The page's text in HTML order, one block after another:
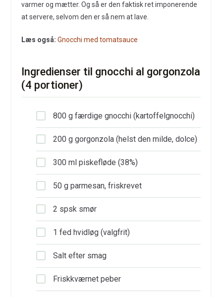
varmer og mætter. Og så er den faktisk ret imponerende
at servere, selvom den er så nem at lave.
Læs også: Gnocchi med tomatsauce
Ingredienser til gnocchi al gorgonzola
(4 portioner)
800 g færdige gnocchi (kartoffelgnocchi)
200 g gorgonzola (helst den milde, dolce)
300 ml piskefløde (38%)
50 g parmesan, friskrevet
2 spsk smør
1 fed hvidløg (valgfrit)
Salt efter smag
Friskkværnet peber